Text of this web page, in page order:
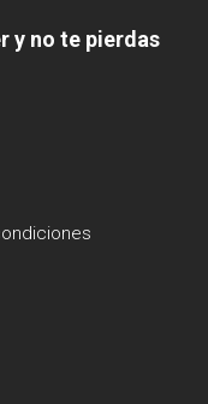
y no te pierdas